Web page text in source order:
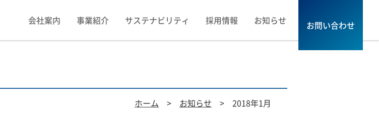
会社案内 事業紹介 サステナビリティ 採用情報 お知らせ お問い合わせ
ホーム > お知らせ > 2018年1月